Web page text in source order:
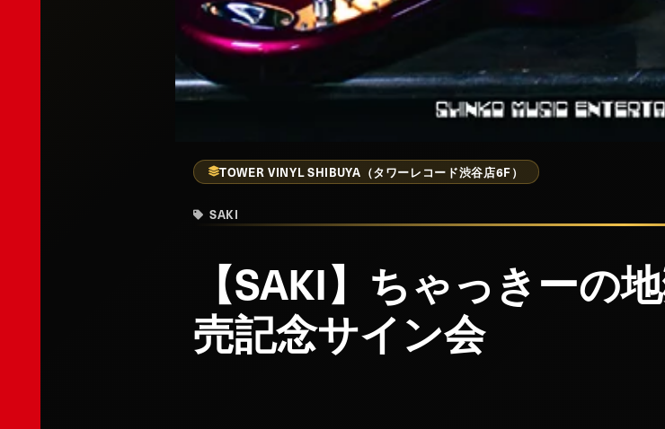
TOWER VINYL SHIBUYA（タワーレコード渋谷店6F）
SAKI
【SAKI】ちゃっきーの
売記念サイン会